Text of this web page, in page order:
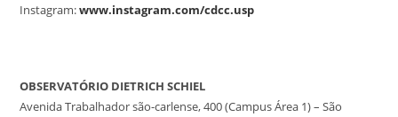
Instagram:www.instagram.com/cdcc.usp
OBSERVATÓRIO DIETRICH SCHIEL
Avenida Trabalhador são-carlense, 400 (Campus Área 1) – São